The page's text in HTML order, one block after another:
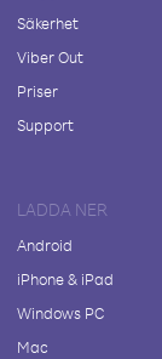
Säkerhet
Viber Out
Priser
Support
LADDA NER
Android
iPhone & iPad
Windows PC
Mac